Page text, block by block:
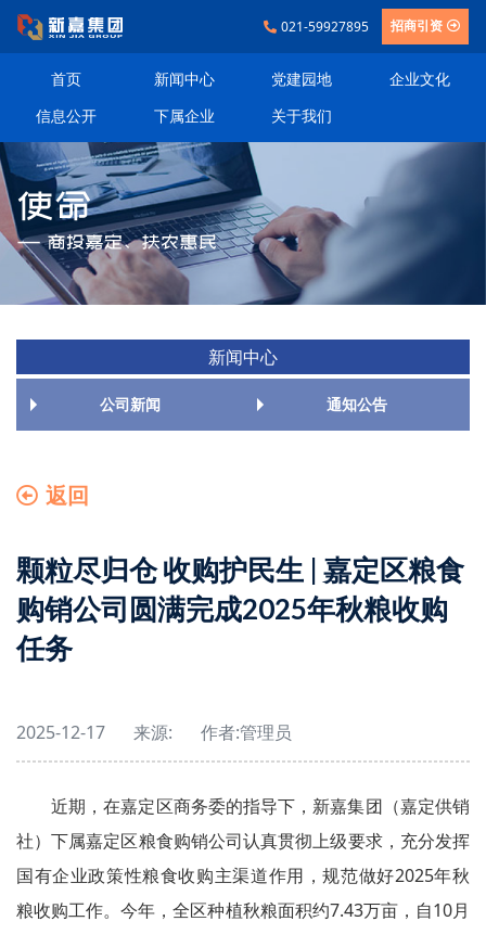
021-59927895 招商引资
首页 新闻中心 党建园地
企业文化
信息公开
下属企业 关于我们
新闻中心
公司新闻 通知公告
返回
颗粒尽归仓 收购护民生 | 嘉定区粮食
购销公司圆满完成2025年秋粮收购
任务
2025-12-17 来源: 作者:管理员
近期，在嘉定区商务委的指导下，新嘉集团（嘉定供销
社）下属嘉定区粮食购销公司认真贯彻上级要求，充分发挥
国有企业政策性粮食收购主渠道作用，规范做好2025年秋
粮收购工作。今年，全区种植秋粮面积约7.43万亩，自10月